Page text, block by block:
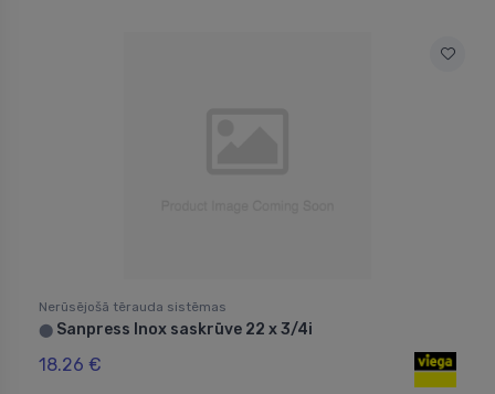
Nerūsējošā tērauda sistēmas
⬤ Sanpress Inox saskrūve 22 x 3/4i
18.26 €